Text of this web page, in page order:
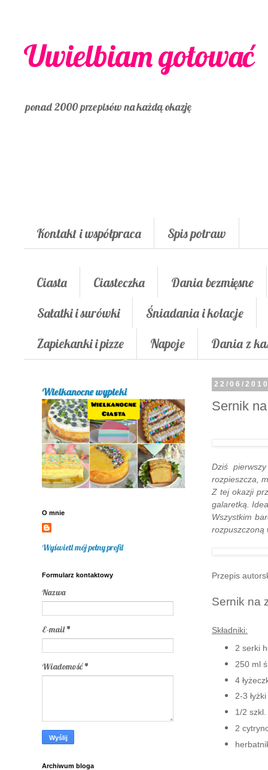
Uwielbiam gotować
ponad 2000 przepisów na każdą okazję
Kontakt i współpraca Spis potraw
Ciasta Ciasteczka
Dania bezmięsne
Sałatki i surówki
Śniadania i kolacje
Zapiekanki i pizze
Napoje Dania z
22/06/
Sernik
Dziś
rozpieszcza,
Z tej okazji
galaretką.
Wszystkim
rozpuszczoną
Przepis
Sernik na
Składniki:
2 serki
250 ml
4
2-3
1/2
2
Wielkanocne wypieki
O mnie
Wyświetl mój pełny profil
Formularz kontaktowy
Nazwa
E-mail*
Wiadomość*
Archiwum bloga